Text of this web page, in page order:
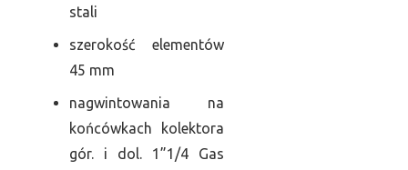
stali
szerokość elementów
45 mm
nagwintowania na
końcówkach kolektora
gór. i dol. 1”1/4 Gas